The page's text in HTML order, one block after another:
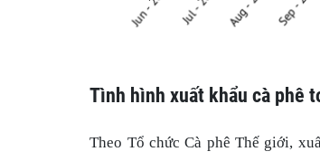
Tình hình xuất khẩu cà phê
Theo Tổ chức Cà phê Thế giới,